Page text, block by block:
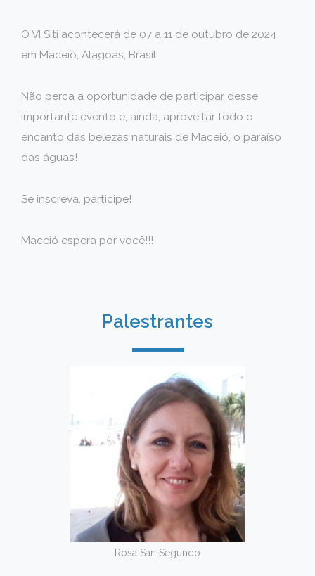
O VI Siti acontecerá de 07 a 11 de outubro de 2024
em Maceió, Alagoas, Brasil.
Não perca a oportunidade de participar desse
importante evento e, ainda, aproveitar todo o
encanto das belezas naturais de Maceió, o paraíso
das águas!
Se inscreva, participe!
Maceió espera por você!!!
Palestrantes
Rosa San Segundo